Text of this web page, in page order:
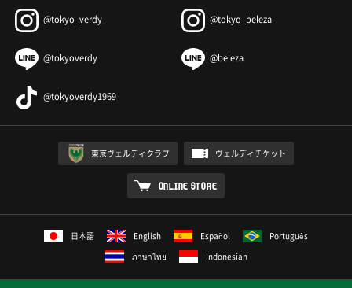
@tokyo_verdy @tokyo_beleza
@tokyoverdy @beleza
@tokyoverdy1969
東京ヴェルディクラブ ヴェルディチケット
ONLINE STORE
日本語 English Español
Português
ภาษาไทย
Indonesian